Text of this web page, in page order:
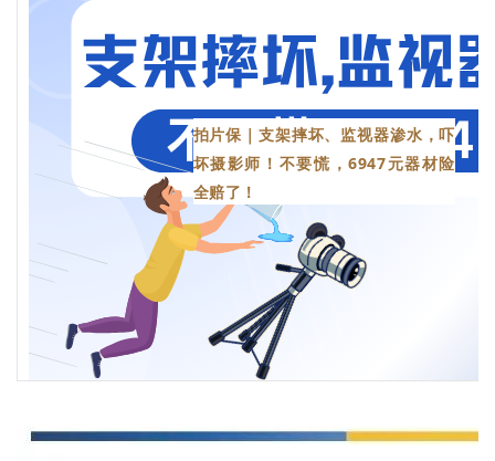
拍片保｜支架摔坏、监视器渗水，吓
坏摄影师！不要慌，6947元器材险
全赔了！